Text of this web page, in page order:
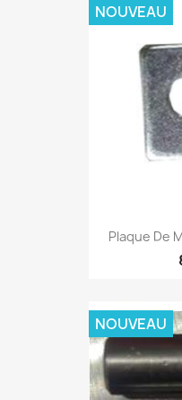
Plaque De
NOUVEAU
NOUVEAU